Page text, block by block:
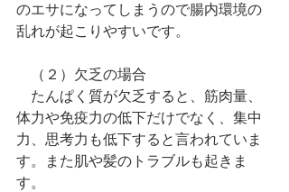
のエサになってしまうので腸内環境の
乱れが起こりやすいです。
（２）欠乏の場合
たんぱく質が欠乏すると、筋肉量、
体力や免疫力の低下だけでなく、集中
力、思考力も低下すると言われていま
す。また肌や髪のトラブルも起きま
す。